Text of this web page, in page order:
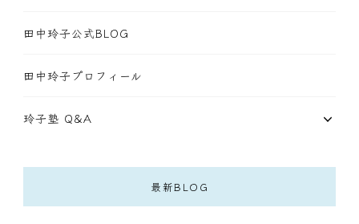
田中玲子公式BLOG
田中玲子プロフィール
玲子塾 Q&A
最新BLOG